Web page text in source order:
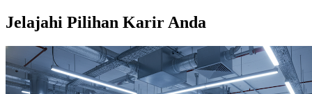
Jelajahi Pilihan Karir Anda